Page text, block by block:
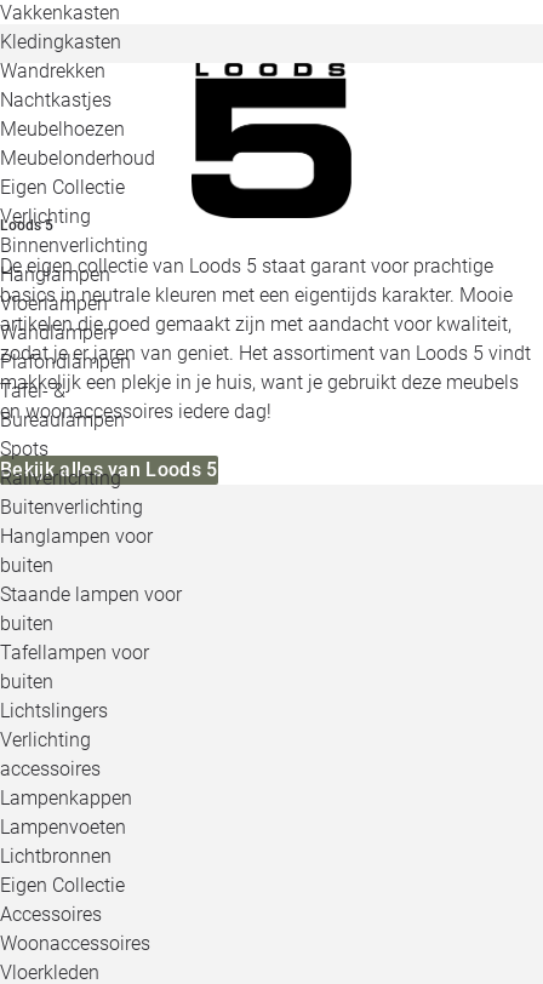
Vakkenkasten
Kledingkasten
Wandrekken
Nachtkastjes
Meubelhoezen
Meubelonderhoud
Eigen Collectie
Verlichting
Binnenverlichting
Hanglampen
Vloerlampen
Wandlampen
Plafondlampen
Tafel- &
Bureaulampen
Spots
Railverlichting
Buitenverlichting
Hanglampen voor
buiten
Staande lampen voor
buiten
Tafellampen voor
buiten
Lichtslingers
Verlichting
accessoires
Lampenkappen
Lampenvoeten
Lichtbronnen
Eigen Collectie
Accessoires
Woonaccessoires
Vloerkleden
Loods 5
De eigen collectie van Loods 5 staat garant voor prachtige
basics in neutrale kleuren met een eigentijds karakter. Mooie
artikelen die goed gemaakt zijn met aandacht voor kwaliteit,
zodat je er jaren van geniet. Het assortiment van Loods 5 vindt
makkelijk een plekje in je huis, want je gebruikt deze meubels
en woonaccessoires iedere dag!
Bekijk alles van Loods 5